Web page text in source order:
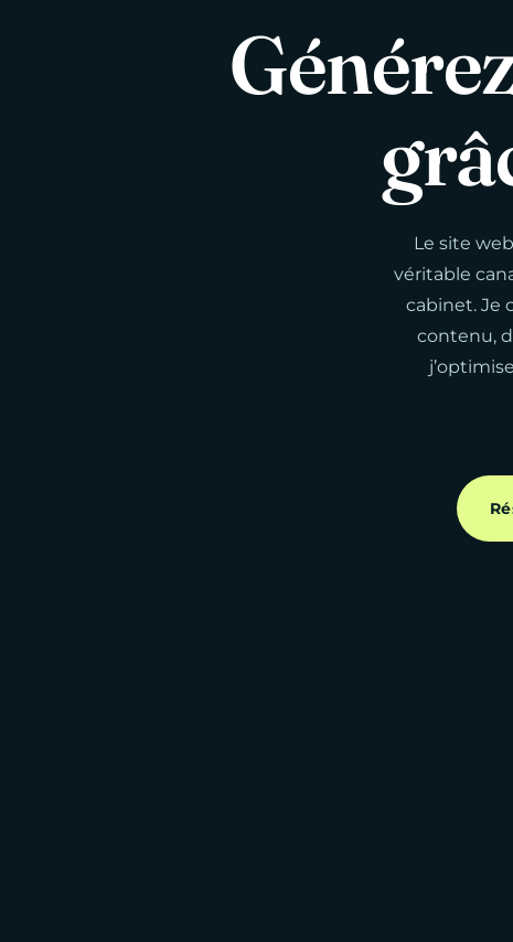
Le site
véritable
cabinet. Je
contenu,